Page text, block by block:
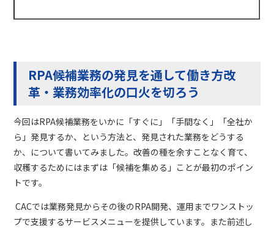
RPA候補業務の発見を通して働き方改
革・業務効率化の口火を切ろう
今回はRPA候補業務をいかに「すぐに」「手間なく」「全社か
ら」発見するか、という方法と、発見された業務をどうする
か、について書いてみました。改善の種を余すことなく育て、
収穫するためにはまずは「候補を集める」ことが最初のポイン
トです。
CACでは業務発見からその後のRPA開発、運用までワンストッ
プで支援するサービスメニューを提供しています。また前述し